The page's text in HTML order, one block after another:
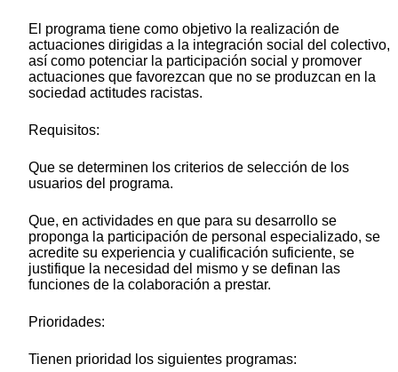
El programa tiene como objetivo la realización de
actuaciones dirigidas a la integración social del colectivo,
así como potenciar la participación social y promover
actuaciones que favorezcan que no se produzcan en la
sociedad actitudes racistas.
Requisitos:
Que se determinen los criterios de selección de los
usuarios del programa.
Que, en actividades en que para su desarrollo se
proponga la participación de personal especializado, se
acredite su experiencia y cualificación suficiente, se
justifique la necesidad del mismo y se definan las
funciones de la colaboración a prestar.
Prioridades:
Tienen prioridad los siguientes programas: